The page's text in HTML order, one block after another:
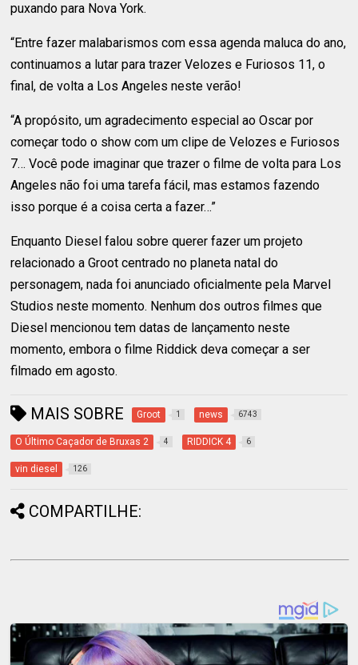
puxando para Nova York.
“Entre fazer malabarismos com essa agenda maluca do ano,
continuamos a lutar para trazer Velozes e Furiosos 11, o
final, de volta a Los Angeles neste verão!
“A propósito, um agradecimento especial ao Oscar por
começar todo o show com um clipe de Velozes e Furiosos
7… Você pode imaginar que trazer o filme de volta para Los
Angeles não foi uma tarefa fácil, mas estamos fazendo
isso porque é a coisa certa a fazer…”
Enquanto Diesel falou sobre querer fazer um projeto
relacionado a Groot centrado no planeta natal do
personagem, nada foi anunciado oficialmente pela Marvel
Studios neste momento. Nenhum dos outros filmes que
Diesel mencionou tem datas de lançamento neste
momento, embora o filme Riddick deva começar a ser
filmado em agosto.
MAIS SOBRE Groot 1 news 6743
O Último Caçador de Bruxas 2 4 RIDDICK 4 6
vin diesel 126
COMPARTILHE: